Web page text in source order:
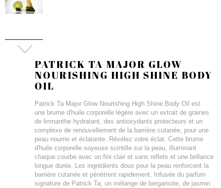
PATRICK TA MAJOR GLOW
NOURISHING HIGH SHINE BODY
OIL
Patrick Ta Major Glow Nourishing High Shine Body Oil est
une brume d'huile corporelle légère avec un extrait de graines
de limnanthe hydratant, des antioxydants protecteurs et un
complexe de renouvellement de la barrière cutanée, pour une
peau nourrie et éclatante. Révélez votre éclat. Cette brume
d'huile corporelle soyeuse scintille sur la peau, illuminant
chaque courbe avec un fini clair et sans reflets et une brillance
longue durée. Les ingrédients doux pour la peau renforcent la
barrière cutanée et pénètrent rapidement. Infusée du parfum
signature de Patrick Ta, un mélange de bergamote, de jasmin